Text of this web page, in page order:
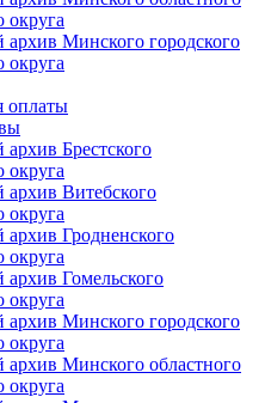
округа
Минского городского
округа
оплаты
Брестского
округа
Витебского
округа
Гродненского
округа
Гомельского
округа
Минского городского
округа
Минского областного
округа